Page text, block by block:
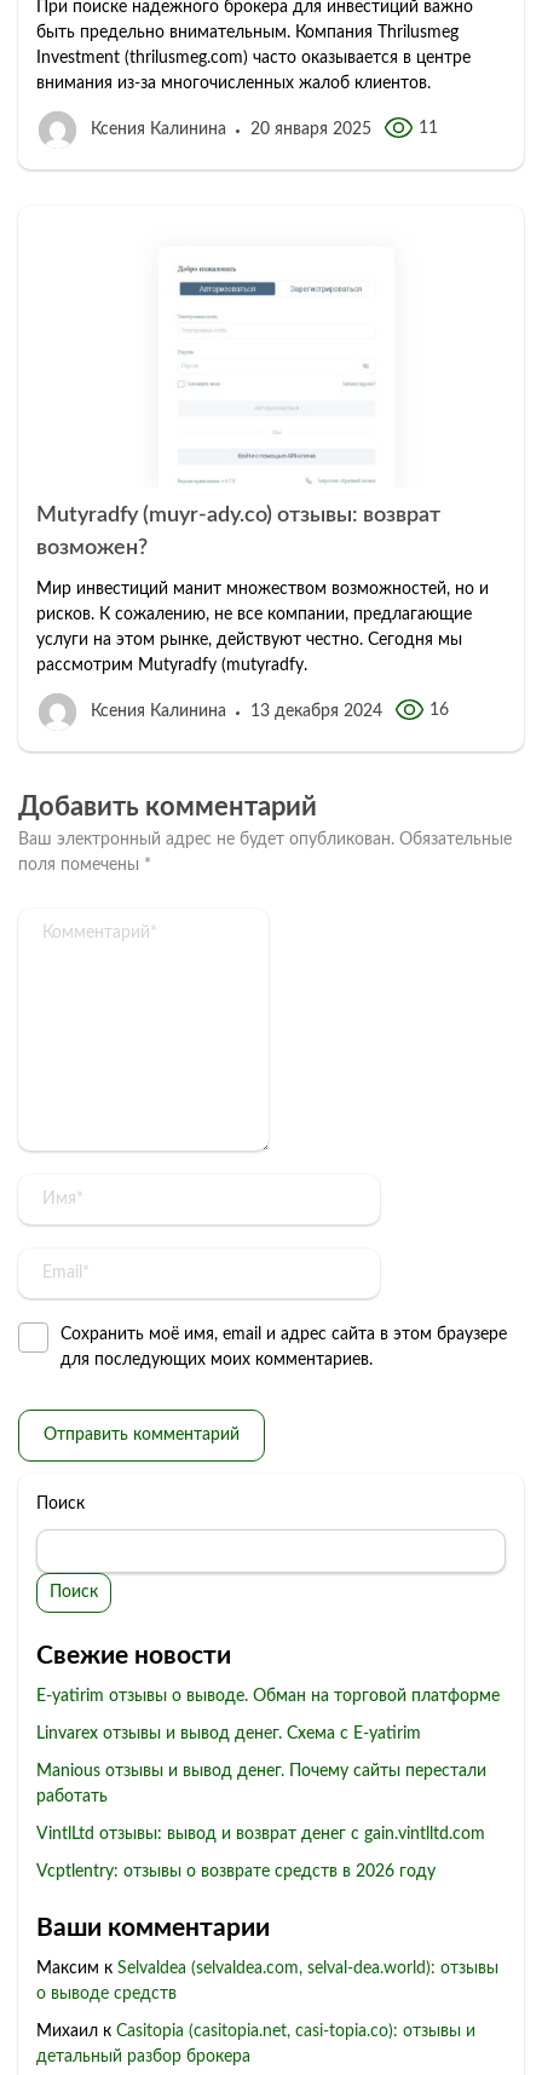
При поиске надежного брокера для инвестиций важно
быть предельно внимательным. Компания Thrilusmeg
Investment (thrilusmeg.com) часто оказывается в центре
внимания из-за многочисленных жалоб клиентов.
Ксения Калинина 20 января 2025 11
Mutyradfy (muyr-ady.co) отзывы: возврат
возможен?
Мир инвестиций манит множеством возможностей, но и
рисков. К сожалению, не все компании, предлагающие
услуги на этом рынке, действуют честно. Сегодня мы
рассмотрим Mutyradfy (mutyradfy.
Ксения Калинина 13 декабря 2024 16
Добавить комментарий
Ваш электронный адрес не будет опубликован. Обязательные
поля помечены *
Сохранить моё имя, email и адрес сайта в этом браузере
для последующих моих комментариев.
Поиск
Поиск
Свежие новости
E-yatirim отзывы о выводе. Обман на торговой платформе
Linvarex отзывы и вывод денег. Схема с E-yatirim
Manious отзывы и вывод денег. Почему сайты перестали
работать
VintlLtd отзывы: вывод и возврат денег с gain.vintlltd.com
Vcptlentry: отзывы о возврате средств в 2026 году
Ваши комментарии
Максим к Selvaldea (selvaldea.com, selval-dea.world): отзывы
о выводе средств
Михаил к Casitopia (casitopia.net, casi-topia.co): отзывы и
детальный разбор брокера